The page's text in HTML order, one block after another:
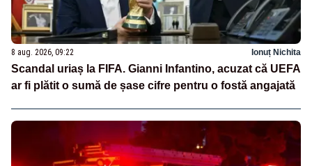
8 aug. 2026, 09:22 Ionuț Nichita
Scandal uriaș la FIFA. Gianni Infantino, acuzat că UEFA
ar fi plătit o sumă de șase cifre pentru o fostă angajată